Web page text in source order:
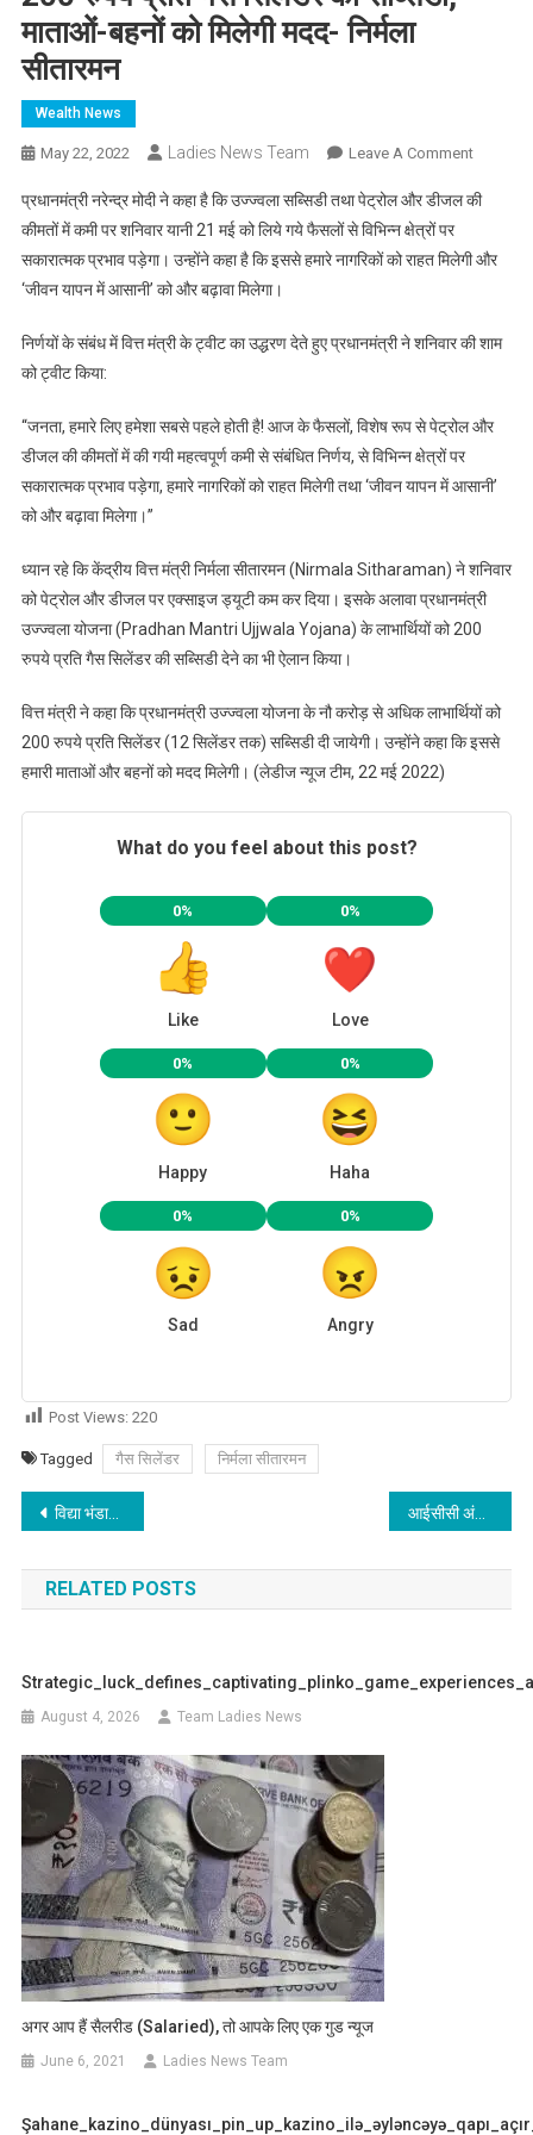
माताओं-बहनों को मिलेगी मदद- निर्मला
सीतारमन
Wealth News
May 22, 2022 Ladies News Team Leave A CommentOn
उज्ज्वला
के
200
गैस
की
बहनों
को
सीतारमन
प्रधानमंत्री नरेन्द्र मोदी ने कहा है कि उज्ज्वला सब्सिडी तथा पेट्रोल और डीजल की
कीमतों में कमी पर शनिवार यानी 21 मई को लिये गये फैसलों से विभिन्न क्षेत्रों पर
सकारात्मक प्रभाव पड़ेगा। उन्होंने कहा है कि इससे हमारे नागरिकों को राहत मिलेगी और
‘जीवन यापन में आसानी’ को और बढ़ावा मिलेगा।
निर्णयों के संबंध में वित्त मंत्री के ट्वीट का उद्धरण देते हुए प्रधानमंत्री ने शनिवार की शाम
को ट्वीट किया:
“जनता, हमारे लिए हमेशा सबसे पहले होती है! आज के फैसलों, विशेष रूप से पेट्रोल और
डीजल की कीमतों में की गयी महत्वपूर्ण कमी से संबंधित निर्णय, से विभिन्न क्षेत्रों पर
सकारात्मक प्रभाव पड़ेगा, हमारे नागरिकों को राहत मिलेगी तथा ‘जीवन यापन में आसानी’
को और बढ़ावा मिलेगा।”
ध्यान रहे कि केंद्रीय वित्त मंत्री निर्मला सीतारमन (Nirmala Sitharaman) ने शनिवार
को पेट्रोल और डीजल पर एक्साइज ड्यूटी कम कर दिया। इसके अलावा प्रधानमंत्री
उज्ज्वला योजना (Pradhan Mantri Ujjwala Yojana) के लाभार्थियों को 200
रुपये प्रति गैस सिलेंडर की सब्सिडी देने का भी ऐलान किया।
वित्त मंत्री ने कहा कि प्रधानमंत्री उज्ज्वला योजना के नौ करोड़ से अधिक लाभार्थियों को
200 रुपये प्रति सिलेंडर (12 सिलेंडर तक) सब्सिडी दी जायेगी। उन्होंने कहा कि इससे
हमारी माताओं और बहनों को मदद मिलेगी। (लेडीज न्यूज टीम, 22 मई 2022)
What do you feel about this post?
0%
Like
0%
Love
0%
Happy
0%
Haha
0%
Sad
0%
Angry
Post Views: 220
Tagged गैस सिलेंडर निर्मला सीतारमन
Post
navigation
विद्या भंडारी की कविता आईसीसी अंडर-19 टी20 विश्व कप जीतने पर भारतीय महिला क्रिकेट टीम को प्रधानमंत्री ने दी बधाई
RELATED POSTS
August 4, 2026 Team Ladies News
अगर आप हैं सैलरीड (Salaried), तो आपके लिए एक गुड न्यूज
June 6, 2021 Ladies News Team